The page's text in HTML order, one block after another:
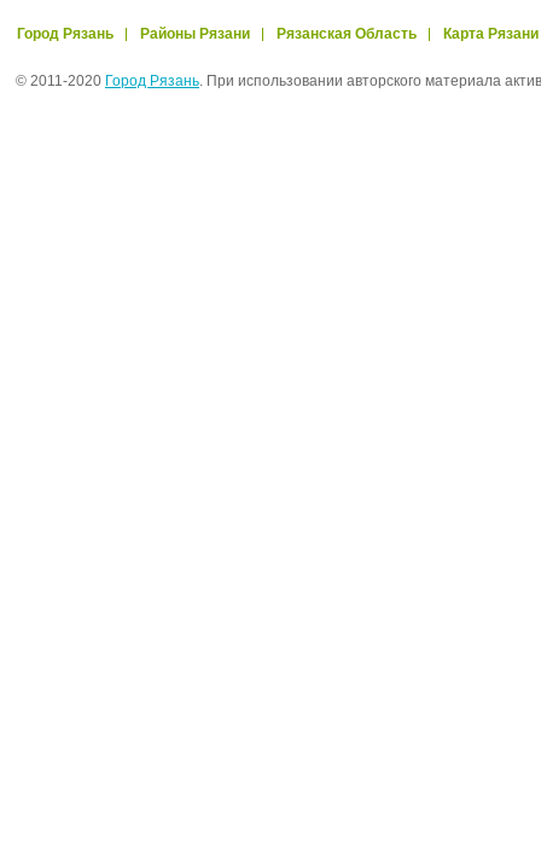
Город Рязань Районы Рязани Рязанская Область Карта Рязани
© 2011-2020 Город Рязань. При использовании авторского материала